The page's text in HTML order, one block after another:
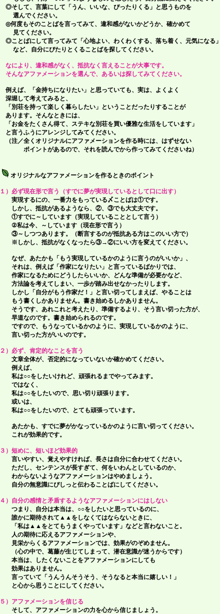
◎そして、言葉にして「うん、いいな、ぴったりくる」と思うものを
選んでください。
◎何度もそのことばを言ってみて、違和感がないかどうか、確かめて
見てください。
◎ことばにして言ってみて「心地よい、わくわくする、落ち着く、元気になる」
など、自分にぴたりとくることばを探してください。
なにより、違和感がなく、抵抗なく言えることが大事です。
そんなアファメーションを選んで、あるいは探してみてください。
例えば、「金持ちになりたい」と思っていても、実は、よくよく
深堀して考えてみると、
「別荘を持って楽しく暮らしたい」ということだったりすることが
あります。そんなときには、
「お金をたくさん得て、ステキな別荘を買い優雅な生活をしています」
と言うふうにアレンジしてみてください。
（注／全くオリジナルにアファメーションを作る時には、はずせない
ポイントがあるので、それを読んでから作ってみてくださいね）
オリジナルなアファメーションを作るときのポイント
１）必ず現在形で言う（すでに夢が実現しているとして口に出す）
実現するにの、一番力をもっている〆ことばは①です。
しかし、抵抗があるようなら、②、③でも大丈夫です。
①すでに～しています（実現していることとして言う）
②私は今、～しています（現在形で言う）
③～しつつあります。（断言するのが抵抗ある方はこのいい方で）
※しかし、抵抗がなくなったら③→②にいい方を変えてください。
なぜ、あたかも「もう実現しているかのように言うのがいいか」、
それは、例えば「作家になりたい」と言っているばかりでは、
作家になるためにどうしたらいいか、どんな準備が必要かなど、
方法論を考えてしまい、一歩が踏み出せなかったりします。
しかし「自分がもう作家だ！」と言い切ってしまえば、やることは
もう書くしかありません。書き始めるしかありません。
そうです、あれこれと考えたり、準備するより、そう言い切った方が、
早道なのです。書き始められるのです。
ですので、もうなっているかのように、実現しているかのように、
言い切った方がいいのです。
２）必ず、肯定的なことを言う
文章全体が、否定的になっていないか確かめてください。
例えば、
私は○○をしたいけれど、頑張れるまでやってみます。
ではなく、
私は○○をしたいので、思い切り頑張ります。
或いは、
私は○○をしたいので、とても頑張っています。
あたかも、すでに夢がかなっているかのように言い切ってください。
これが効果的です。
３）短めに、短いほど効果的
言いやすい、覚えやすければ、長さは自分に合わせてください。
ただし、センテンスが長すぎて、何をいわんとしているのか、
わからないようなアファメーションはやめましょう。
自分の無意識にぴしっと伝わることばにしてください。
４）自分の感情と矛盾するようなアファメーションにはしない
つまり、自分は本当は、○○をしたいと思っているのに、
誰かに期待されて▲▲をしなくてはならないときに、
「私は▲▲をとてもうまくやっています」などと言わないこと。
人の期待に応えるアファメーションや、
見栄からくるアファメーションでは、効果がのぞめません。
（心の中で、葛藤が生じてしまって、潜在意識が迷うからです）
本当は、したくないことをアファメーションにしても
効果はありません。
言っていて 「うんうんそうそう、そうなると本当に嬉しい！」
と心から思うことにしてください。
５）アファメーションを信じる
そして、アファメーションの力を心から信じましょう。